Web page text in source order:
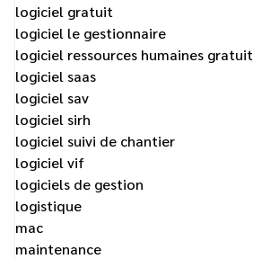
logiciel gratuit
logiciel le gestionnaire
logiciel ressources humaines gratuit
logiciel saas
logiciel sav
logiciel sirh
logiciel suivi de chantier
logiciel vif
logiciels de gestion
logistique
mac
maintenance